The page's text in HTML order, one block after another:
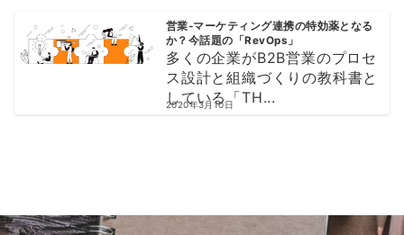
営業‐マーケティング連携の特効薬となる
か？今話題の「RevOps」
多くの企業がB2B営業のプロセ
ス設計と組織づくりの教科書と
している「TH...
2020年3月10日